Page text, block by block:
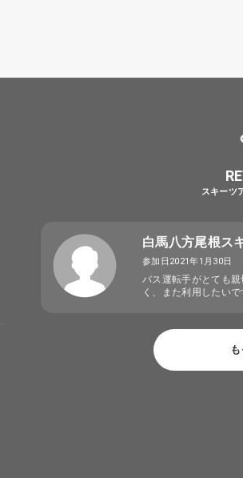
スキーツ
白馬八方尾根ス
参加日2021年1月30日
バス運転手がとても
く、また利用したいで